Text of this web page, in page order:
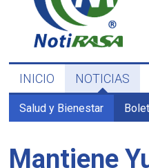
INICIO NOTICIAS
Salud y Bienestar
Mantiene